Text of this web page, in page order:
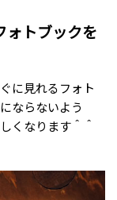
ォトブックを
に見れるフォト
ならないよう
くなります＾＾